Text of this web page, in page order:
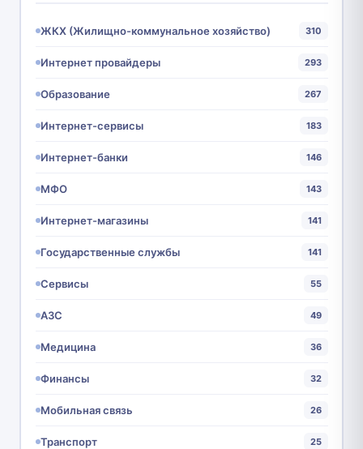
ЖКХ (Жилищно-коммунальное хозяйство) 310
Интернет провайдеры 293
Образование 267
Интернет-сервисы 183
Интернет-банки 146
МФО 143
Интернет-магазины 141
Государственные службы 141
Сервисы 55
АЗС 49
Медицина 36
Финансы 32
Мобильная связь 26
Транспорт 25